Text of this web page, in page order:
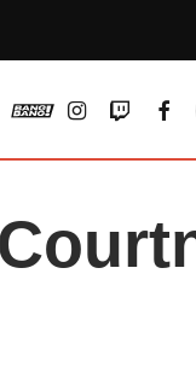
vk instagram
twitch